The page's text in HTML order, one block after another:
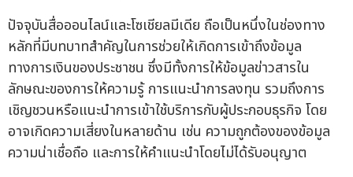
ปัจจุบันสื่อออนไลน์และโซเชียลมีเดีย ถือเป็นหนึ่งในช่องทาง
หลักที่มีบทบาทสำคัญในการช่วยให้เกิดการเข้าถึงข้อมูล
ทางการเงินของประชาชน ซึ่งมีทั้งการให้ข้อมูลข่าวสารใน
ลักษณะของการให้ความรู้ การแนะนำการลงทุน รวมถึงการ
เชิญชวนหรือแนะนำการเข้าใช้บริการกับผู้ประกอบธุรกิจ โดย
อาจเกิดความเสี่ยงในหลายด้าน เช่น ความถูกต้องของข้อมูล
ความน่าเชื่อถือ และการให้คำแนะนำโดยไม่ได้รับอนุญาต